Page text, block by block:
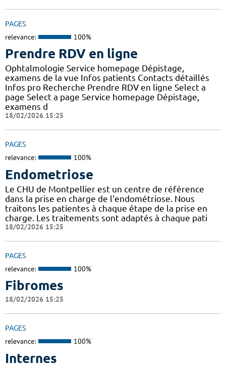
PAGES
relevance: 100%
Prendre RDV en ligne
Ophtalmologie Service homepage Dépistage,
examens de la vue Infos patients Contacts détaillés
Infos pro Recherche Prendre RDV en ligne Select a
page Select a page Service homepage Dépistage,
examens d
18/02/2026 15:25
PAGES
relevance: 100%
Endometriose
Le CHU de Montpellier est un centre de référence
dans la prise en charge de l'endométriose. Nous
traitons les patientes à chaque étape de la prise en
charge. Les traitements sont adaptés à chaque pati
18/02/2026 15:25
PAGES
relevance: 100%
Fibromes
18/02/2026 15:25
PAGES
relevance: 100%
Internes